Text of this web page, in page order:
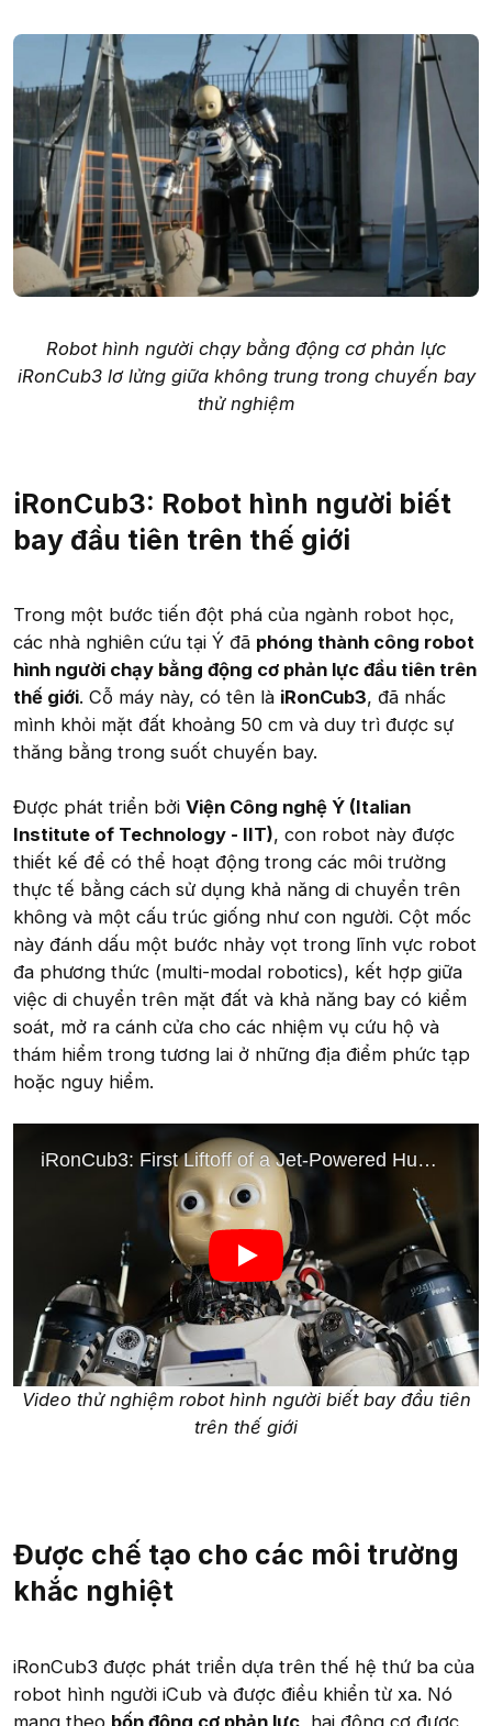
Robot hình người chạy bằng động cơ phản lực
iRonCub3 lơ lửng giữa không trung trong chuyến bay
thử nghiệm
iRonCub3: Robot hình người biết
bay đầu tiên trên thế giới
Trong một bước tiến đột phá của ngành robot học,
các nhà nghiên cứu tại Ý đã phóng thành công robot
hình người chạy bằng động cơ phản lực đầu tiên trên
thế giới. Cỗ máy này, có tên là iRonCub3, đã nhấc
mình khỏi mặt đất khoảng 50 cm và duy trì được sự
thăng bằng trong suốt chuyến bay.
Được phát triển bởi Viện Công nghệ Ý (Italian
Institute of Technology - IIT), con robot này được
thiết kế để có thể hoạt động trong các môi trường
thực tế bằng cách sử dụng khả năng di chuyển trên
không và một cấu trúc giống như con người. Cột mốc
này đánh dấu một bước nhảy vọt trong lĩnh vực robot
đa phương thức (multi-modal robotics), kết hợp giữa
việc di chuyển trên mặt đất và khả năng bay có kiểm
soát, mở ra cánh cửa cho các nhiệm vụ cứu hộ và
thám hiểm trong tương lai ở những địa điểm phức tạp
hoặc nguy hiểm.
Video thử nghiệm robot hình người biết bay đầu tiên
trên thế giới
Được chế tạo cho các môi trường
khắc nghiệt
iRonCub3 được phát triển dựa trên thế hệ thứ ba của
robot hình người iCub và được điều khiển từ xa. Nó
mang theo bốn động cơ phản lực , hai động cơ được